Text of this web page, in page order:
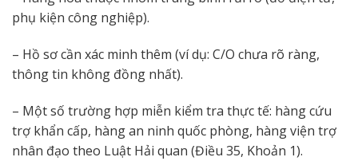
phụ kiện công nghiệp).
– Hồ sơ cần xác minh thêm (ví dụ: C/O chưa rõ ràng,
thông tin không đồng nhất).
– Một số trường hợp miễn kiểm tra thực tế: hàng cứu
trợ khẩn cấp, hàng an ninh quốc phòng, hàng viện trợ
nhân đạo theo Luật Hải quan (Điều 35, Khoản 1).